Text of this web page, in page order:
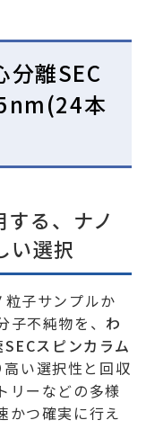
離SEC
本
る、ナノ
い選択
粒子サンプルか
不純物を、 わ
スピンカラム
い選択性と回収
リーなどの多様
かつ確実に行え